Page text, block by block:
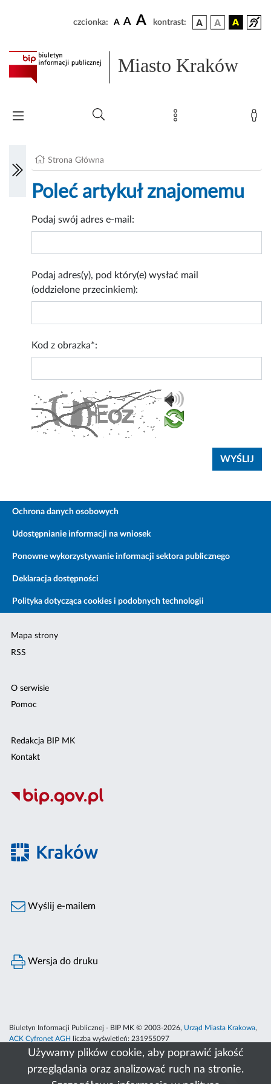
Używamy plików cookie, aby poprawić jakość
przeglądania oraz analizować ruch na stronie.
czcionka: A A A kontrast:
Miasto Kraków
Strona Główna
Poleć artykuł znajomemu
Podaj swój adres e-mail:
Podaj adres(y), pod który(e) wysłać mail
(oddzielone przecinkiem):
Kod z obrazka*:
Ochrona danych osobowych
Udostępnianie informacji na wniosek
Ponowne wykorzystywanie informacji sektora publicznego
Deklaracja dostępności
Polityka dotycząca cookies i podobnych technologii
Mapa strony
RSS
O serwisie
Pomoc
Redakcja BIP MK
Kontakt
Wyślij e-mailem
Wersja do druku
Biuletyn Informacji Publicznej - BIP MK © 2003-2026, Urząd Miasta Krakowa,
ACK Cyfronet AGH
liczba wyświetleń: 231955097